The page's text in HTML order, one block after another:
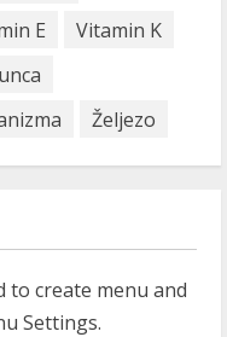
E
Vitamin K
Željezo
to create menu and
Settings.